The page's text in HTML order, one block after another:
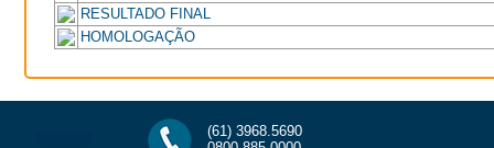
RESULTADO FINAL
HOMOLOGAÇÃO
(61) 3968.5690